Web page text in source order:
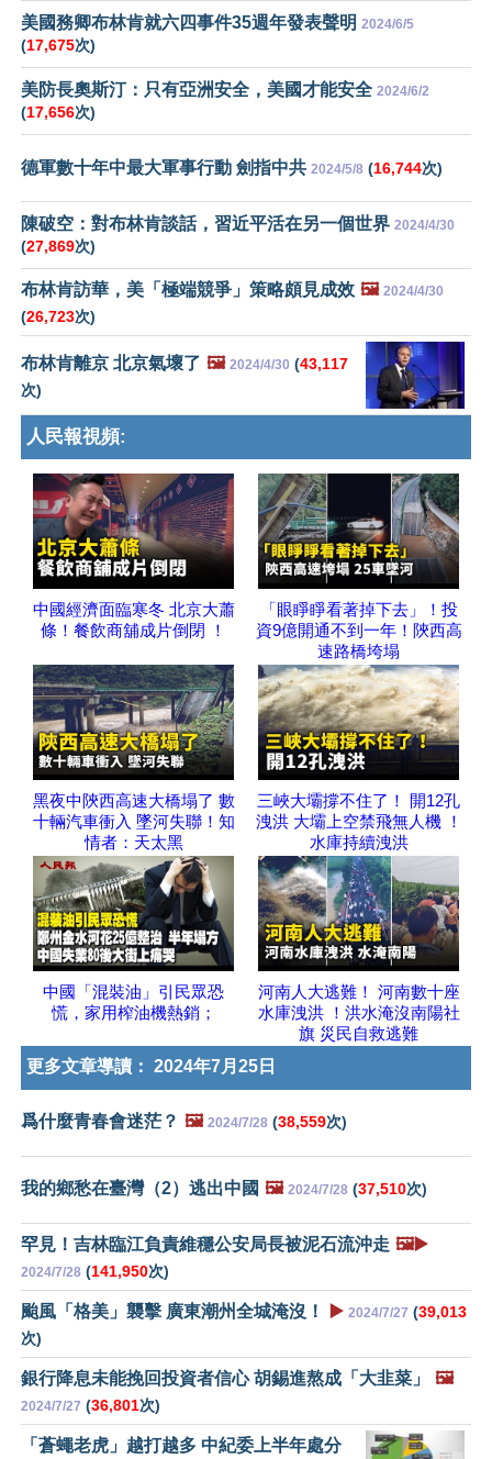
美國務卿布林肯就六四事件35週年發表聲明 2024/6/5
(17,675次)
美防長奧斯汀：只有亞洲安全，美國才能安全 2024/6/2
(17,656次)
德軍數十年中最大軍事行動 劍指中共 2024/5/8 (16,744次)
陳破空：對布林肯談話，習近平活在另一個世界 2024/4/30
(27,869次)
布林肯訪華，美「極端競爭」策略頗見成效 🖼️ 2024/4/30
(26,723次)
布林肯離京 北京氣壞了 🖼️ 2024/4/30 (43,117
次)
人民報視頻:
中國經濟面臨寒冬 北京大蕭
條！餐飲商舖成片倒閉 ！
「眼睜睜‬看著‬掉下去」！投
資9億開通不到一年！陝西高
速路橋垮塌
黑夜中陝西高速大橋塌了 數
十輛汽車衝入 墜河失聯！知
情者：天太黑
三峽大壩撐不住了！ 開12孔
洩洪 大壩上空禁飛無人機 ！
水庫持續洩洪
中國「混裝油」引民眾恐
慌，家用榨油機熱銷；
河南人大逃難！ 河南數十座
水庫洩洪 ！洪水淹沒南陽社
旗 災民自救逃難
更多文章導讀： 2024年7月25日
爲什麼青春會迷茫？ 🖼️ 2024/7/28 (38,559次)
我的鄉愁在臺灣（2）逃出中國 🖼️ 2024/7/28 (37,510次)
罕見！吉林臨江負責維穩公安局長被泥石流沖走 🖼️▶️
2024/7/28 (141,950次)
颱風「格美」襲擊 廣東潮州全城淹沒！ ▶️ 2024/7/27 (39,013
次)
銀行降息未能挽回投資者信心 胡錫進熬成「大韭菜」 🖼️
2024/7/27 (36,801次)
「蒼蠅老虎」越打越多 中紀委上半年處分